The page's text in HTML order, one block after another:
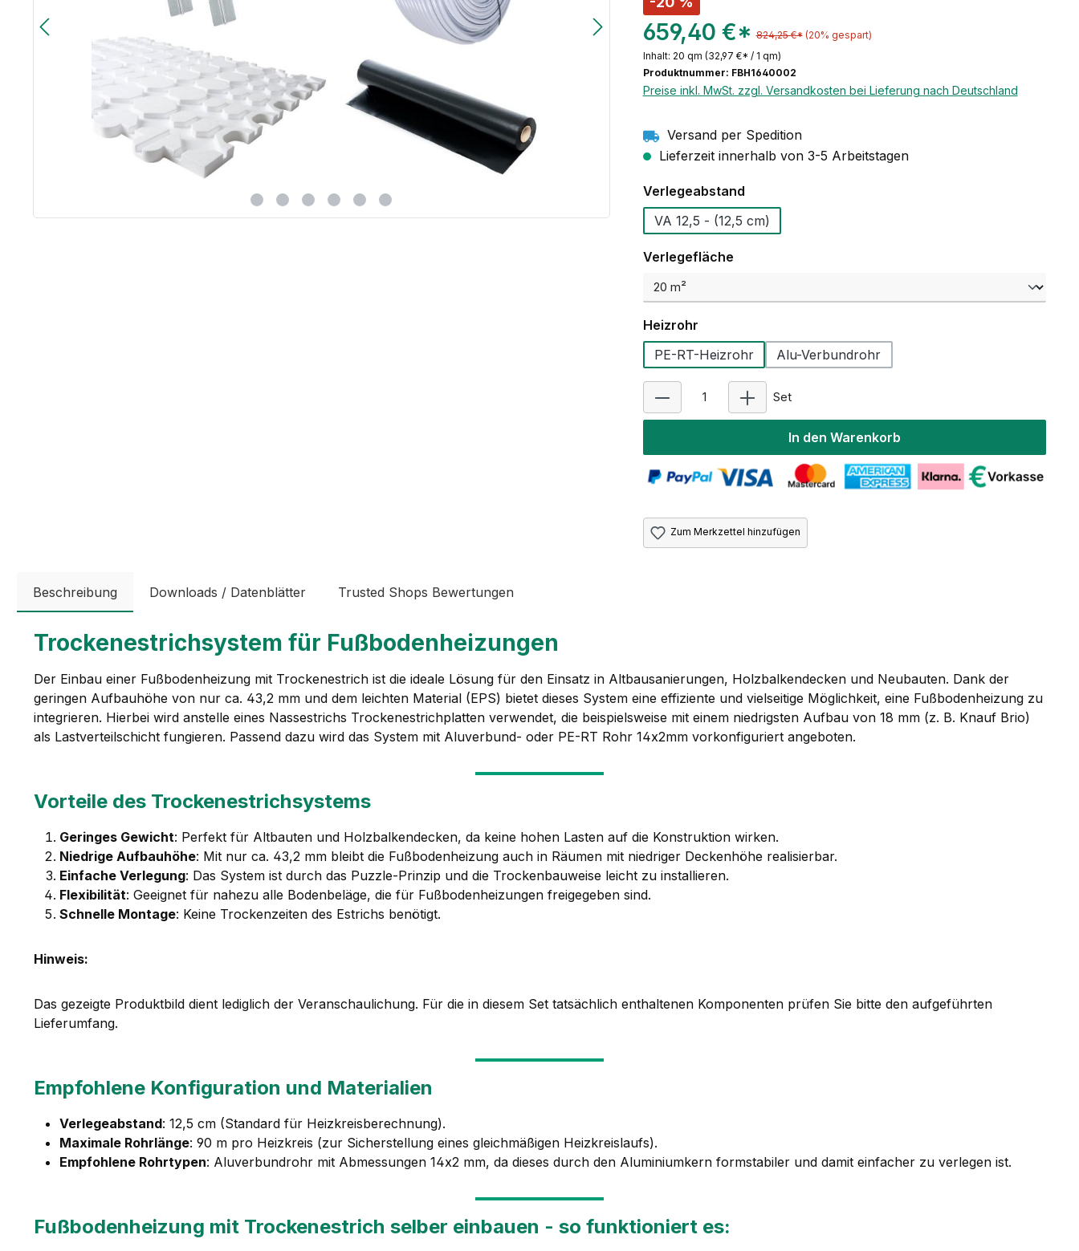
659,40 €* 824,25 €* (20% gespart)
Inhalt: 20 qm (32,97 €* / 1 qm)
Produktnummer: FBH1640002
Preise inkl. MwSt. zzgl. Versandkosten bei Lieferung nach Deutschland
Versand per Spedition
Lieferzeit innerhalb von 3-5 Arbeitstagen
Verlegeabstandauswählen
VA 12,5 - (12,5 cm)
Verlegeflächeauswählen
Heizrohrauswählen
PE-RT-Heizrohr
Alu-Verbundrohr
Set
In den Warenkorb
Zum Merkzettel hinzufügen
Beschreibung Downloads / Datenblätter Trusted Shops Bewertungen
Trockenestrichsystem für Fußbodenheizungen
Der Einbau einer Fußbodenheizung mit Trockenestrich ist die ideale Lösung für den Einsatz in Altbausanierungen, Holzbalkendecken und Neubauten. Dank der
geringen Aufbauhöhe von nur ca. 43,2 mm und dem leichten Material (EPS) bietet dieses System eine effiziente und vielseitige Möglichkeit, eine Fußbodenheizung zu
integrieren. Hierbei wird anstelle eines Nassestrichs Trockenestrichplatten verwendet, die beispielsweise mit einem niedrigsten Aufbau von 18 mm (z. B. Knauf Brio)
als Lastverteilschicht fungieren. Passend dazu wird das System mit Aluverbund- oder PE-RT Rohr 14x2mm vorkonfiguriert angeboten.
Vorteile des Trockenestrichsystems
Geringes Gewicht: Perfekt für Altbauten und Holzbalkendecken, da keine hohen Lasten auf die Konstruktion wirken.
Niedrige Aufbauhöhe: Mit nur ca. 43,2 mm bleibt die Fußbodenheizung auch in Räumen mit niedriger Deckenhöhe realisierbar.
Einfache Verlegung: Das System ist durch das Puzzle-Prinzip und die Trockenbauweise leicht zu installieren.
Flexibilität: Geeignet für nahezu alle Bodenbeläge, die für Fußbodenheizungen freigegeben sind.
Schnelle Montage: Keine Trockenzeiten des Estrichs benötigt.
Hinweis:
Das gezeigte Produktbild dient lediglich der Veranschaulichung. Für die in diesem Set tatsächlich enthaltenen Komponenten prüfen Sie bitte den aufgeführten
Lieferumfang.
Empfohlene Konfiguration und Materialien
Verlegeabstand: 12,5 cm (Standard für Heizkreisberechnung).
Maximale Rohrlänge: 90 m pro Heizkreis (zur Sicherstellung eines gleichmäßigen Heizkreislaufs).
Empfohlene Rohrtypen: Aluverbundrohr mit Abmessungen 14x2 mm, da dieses durch den Aluminiumkern formstabiler und damit einfacher zu verlegen ist.
Fußbodenheizung mit Trockenestrich selber einbauen - so funktioniert es: